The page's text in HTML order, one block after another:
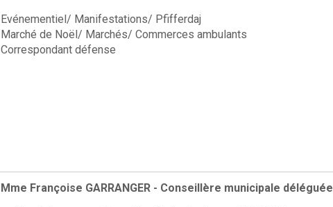
Evénementiel/ Manifestations/ Pfifferdaj
Marché de Noël/ Marchés/ Commerces ambulants
Correspondant défense
Mme Françoise GARRANGER - Conseillère municipale déléguée